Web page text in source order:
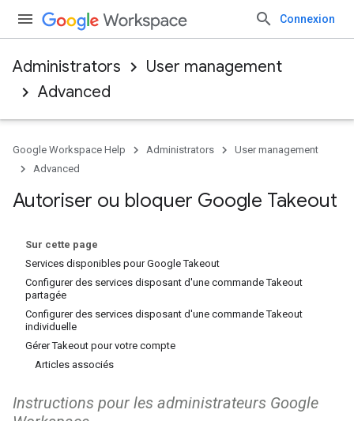
Connexion
Administrators
User management
Advanced
Google Workspace Help Administrators
User management
Advanced
Autoriser ou bloquer Google Takeout
Sur cette page
Services disponibles pour Google Takeout
Configurer des services disposant d'une commande Takeout
partagée
Configurer des services disposant d'une commande Takeout
individuelle
Gérer Takeout pour votre compte
Articles associés
Instructions pour les administrateurs Google